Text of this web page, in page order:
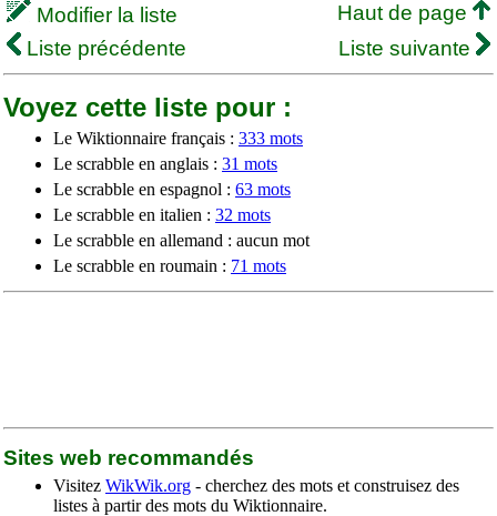
Modifier la liste
Haut de page
Liste précédente
Liste suivante
Voyez cette liste pour :
Le Wiktionnaire français : 333 mots
Le scrabble en anglais : 31 mots
Le scrabble en espagnol : 63 mots
Le scrabble en italien : 32 mots
Le scrabble en allemand : aucun mot
Le scrabble en roumain : 71 mots
Sites web recommandés
Visitez WikWik.org - cherchez des mots et construisez des
listes à partir des mots du Wiktionnaire.